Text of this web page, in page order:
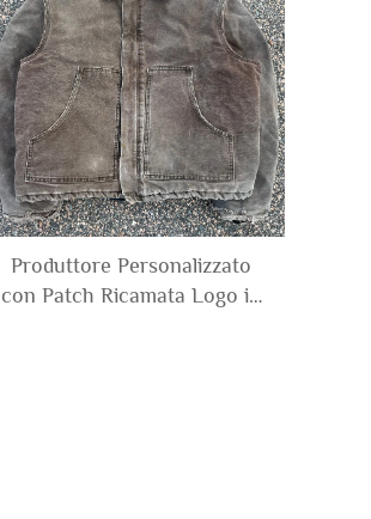
Produttore Personalizzato
con Patch Ricamata Logo in